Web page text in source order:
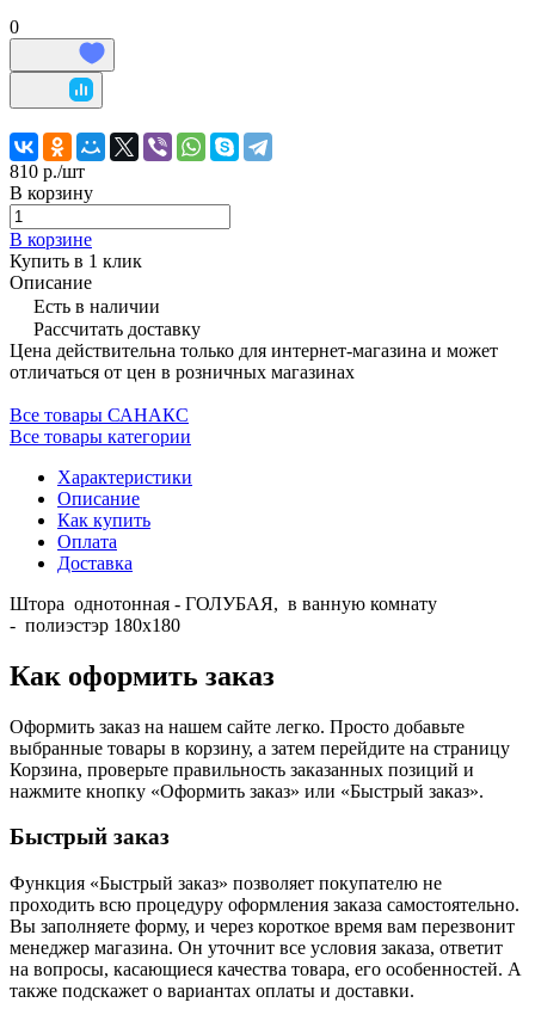
0
810 р./шт
В корзину
В корзине
Купить в 1 клик
Описание
Есть в наличии
Рассчитать доставку
Цена действительна только для интернет-магазина и может
отличаться от цен в розничных магазинах
Все товары САНАКС
Все товары категории
Характеристики
Описание
Как купить
Оплата
Доставка
Штора однотонная - ГОЛУБАЯ, в ванную комнату
- полиэстэр 180х180
Как оформить заказ
Оформить заказ на нашем сайте легко. Просто добавьте
выбранные товары в корзину, а затем перейдите на страницу
Корзина, проверьте правильность заказанных позиций и
нажмите кнопку «Оформить заказ» или «Быстрый заказ».
Быстрый заказ
Функция «Быстрый заказ» позволяет покупателю не
проходить всю процедуру оформления заказа самостоятельно.
Вы заполняете форму, и через короткое время вам перезвонит
менеджер магазина. Он уточнит все условия заказа, ответит
на вопросы, касающиеся качества товара, его особенностей. А
также подскажет о вариантах оплаты и доставки.